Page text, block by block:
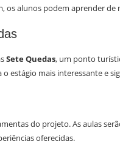
os alunos podem aprender
Sete Quedas, um ponto
estágio mais interessante e
do projeto. As aulas
oferecidas.